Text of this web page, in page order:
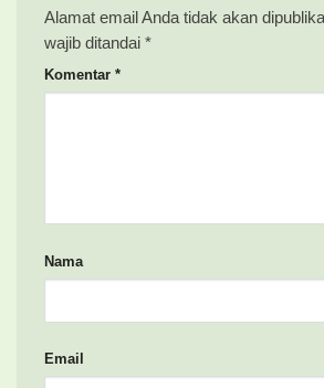
Alamat email Anda tidak akan
wajib ditandai *
Komentar *
Nama
Email